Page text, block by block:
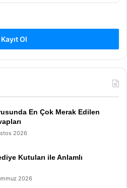
Kayıt Ol
En Çok Merak Edilen
2026
Kutuları ile Anlamlı
2026